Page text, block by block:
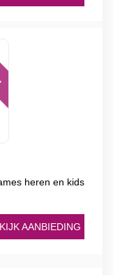
heren en kids
AANBIEDING